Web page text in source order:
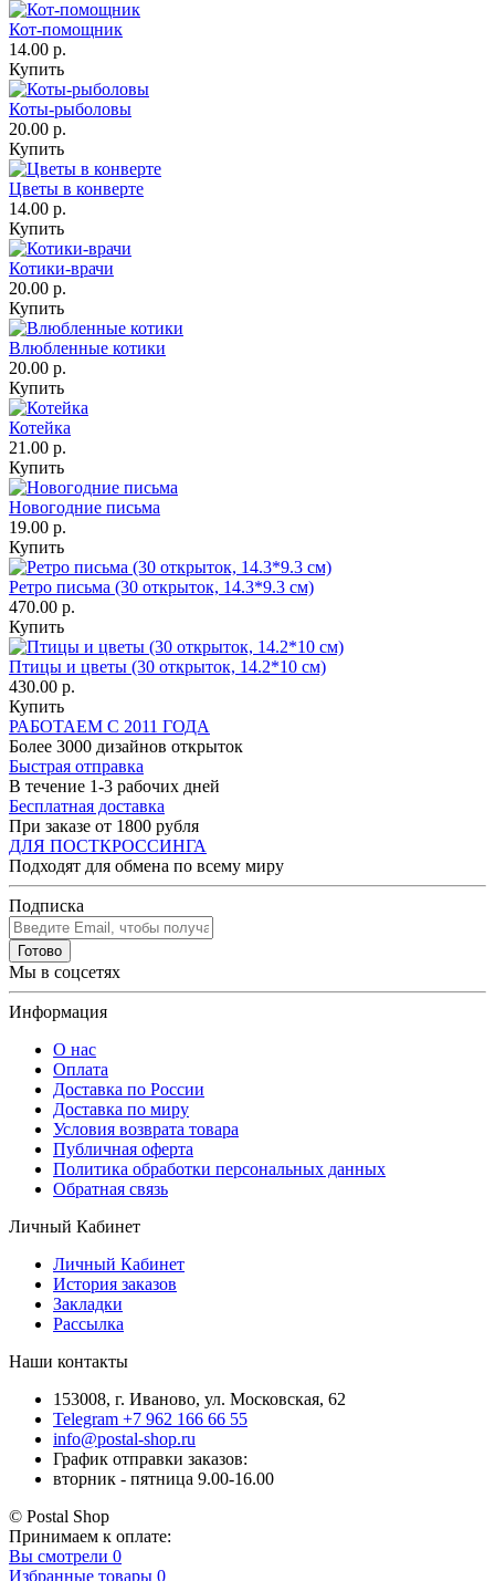
Кот-помощник
14.00 р.
Купить
Коты-рыболовы
20.00 р.
Купить
Цветы в конверте
14.00 р.
Купить
Котики-врачи
20.00 р.
Купить
Влюбленные котики
20.00 р.
Купить
Котейка
21.00 р.
Купить
Новогодние письма
19.00 р.
Купить
Ретро письма (30 открыток, 14.3*9.3 см)
470.00 р.
Купить
Птицы и цветы (30 открыток, 14.2*10 см)
430.00 р.
Купить
РАБОТАЕМ С 2011 ГОДА
Более 3000 дизайнов открыток
Быстрая отправка
В течение 1-3 рабочих дней
Бесплатная доставка
При заказе от 1800 рубля
ДЛЯ ПОСТКРОССИНГА
Подходят для обмена по всему миру
Подписка
Готово
Мы в соцсетях
Информация
О нас
Оплата
Доставка по России
Доставка по миру
Условия возврата товара
Публичная оферта
Политика обработки персональных данных
Обратная связь
Личный Кабинет
Личный Кабинет
История заказов
Закладки
Рассылка
Наши контакты
153008, г. Иваново, ул. Московская, 62
Telegram +7 962 166 66 55
info@postal-shop.ru
График отправки заказов:
вторник - пятница 9.00-16.00
© Postal Shop
Принимаем к оплате:
Вы смотрели 0
Избранные товары 0